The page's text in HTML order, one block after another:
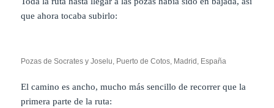
que ahora tocaba subirlo:
Pozas de Socrates y Joselu, Puerto de Cotos, Madrid, España
El camino es ancho, mucho más sencillo de recorrer que la
primera parte de la ruta: